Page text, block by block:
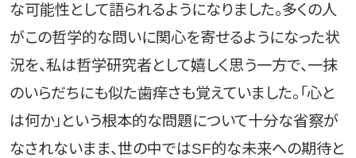
な可能性として語られるようになりました。多くの人
がこの哲学的な問いに関心を寄せるようになった状
況を、私は哲学研究者として嬉しく思う一方で、一抹
のいらだちにも似た歯痒さも覚えていました。「心と
は何か」という根本的な問題について十分な省察が
なされないまま、世の中ではSF的な未来への期待と